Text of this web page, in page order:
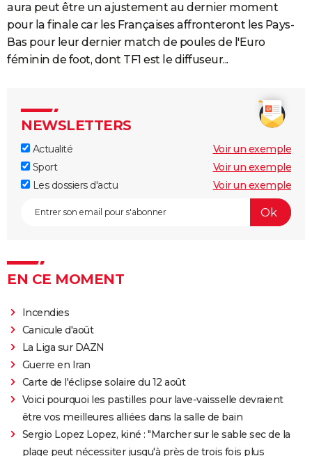
aura peut être un ajustement au dernier moment
pour la finale car les Françaises affronteront les Pays-
Bas pour leur dernier match de poules de l'Euro
féminin de foot, dont TF1 est le diffuseur...
NEWSLETTERS
Actualité
Voir un exemple
Sport
Voir un exemple
Les dossiers d'actu
Voir un exemple
EN CE MOMENT
Incendies
Canicule d'août
La Liga sur DAZN
Guerre en Iran
Carte de l'éclipse solaire du 12 août
Voici pourquoi les pastilles pour lave-vaisselle devraient
être vos meilleures alliées dans la salle de bain
Sergio Lopez Lopez, kiné : "Marcher sur le sable sec de la
plage peut nécessiter jusqu'à près de trois fois plus